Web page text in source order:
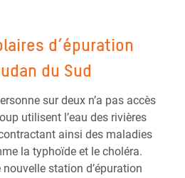
d’épuration
du Sud
sur deux n’a pas accès
utilisent l’eau des rivières
ainsi des maladies
la typhoïde et le choléra.
station d’épuration